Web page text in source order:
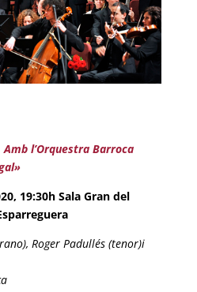
l’Orquestra Barroca
19:30h Sala Gran del
Roger Padullés (tenor)i